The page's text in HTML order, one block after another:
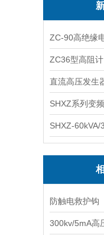
ZC-90高绝缘
ZC36型高阻计
直流高压发生
SHXZ系列变
防触电救护钩